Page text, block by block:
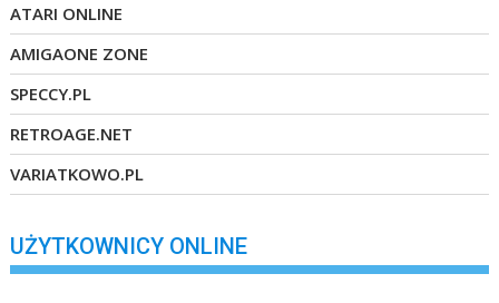
ATARI ONLINE
AMIGAONE ZONE
SPECCY.PL
RETROAGE.NET
VARIATKOWO.PL
UŻYTKOWNICY ONLINE